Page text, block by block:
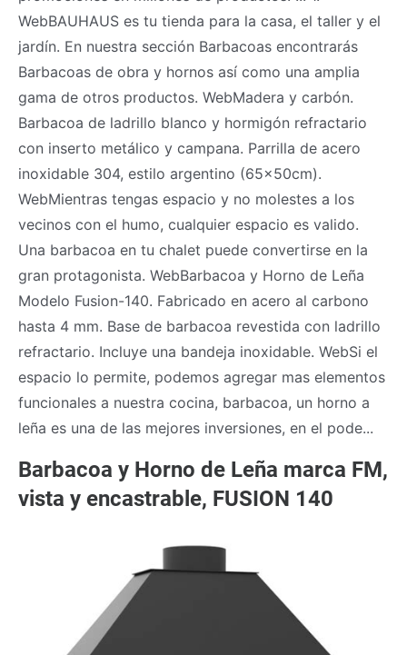
WebBAUHAUS es tu tienda para la casa, el taller y el
jardín. En nuestra sección Barbacoas encontrarás
Barbacoas de obra y hornos así como una amplia
gama de otros productos. WebMadera y carbón.
Barbacoa de ladrillo blanco y hormigón refractario
con inserto metálico y campana. Parrilla de acero
inoxidable 304, estilo argentino (65x50cm).
WebMientras tengas espacio y no molestes a los
vecinos con el humo, cualquier espacio es valido.
Una barbacoa en tu chalet puede convertirse en la
gran protagonista. WebBarbacoa y Horno de Leña
Modelo Fusion-140. Fabricado en acero al carbono
hasta 4 mm. Base de barbacoa revestida con ladrillo
refractario. Incluye una bandeja inoxidable. WebSi el
espacio lo permite, podemos agregar mas elementos
funcionales a nuestra cocina, barbacoa, un horno a
leña es una de las mejores inversiones, en el pode...
Barbacoa y Horno de Leña marca FM,
vista y encastrable, FUSION 140